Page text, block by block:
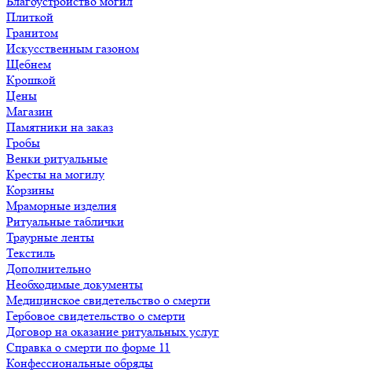
Плиткой
Гранитом
Искусственным газоном
Щебнем
Крошкой
Цены
Магазин
Памятники на заказ
Гробы
Венки ритуальные
Кресты на могилу
Корзины
Мраморные изделия
Ритуальные таблички
Траурные ленты
Текстиль
Дополнительно
Необходимые документы
Медицинское свидетельство о смерти
Гербовое свидетельство о смерти
Договор на оказание ритуальных услуг
Справка о смерти по форме 11
Конфессиональные обряды